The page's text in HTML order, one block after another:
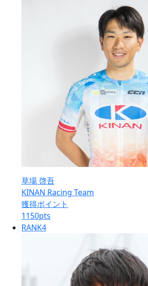
草場 啓吾
KINAN Racing Team
獲得ポイント
1150pts
RANK4